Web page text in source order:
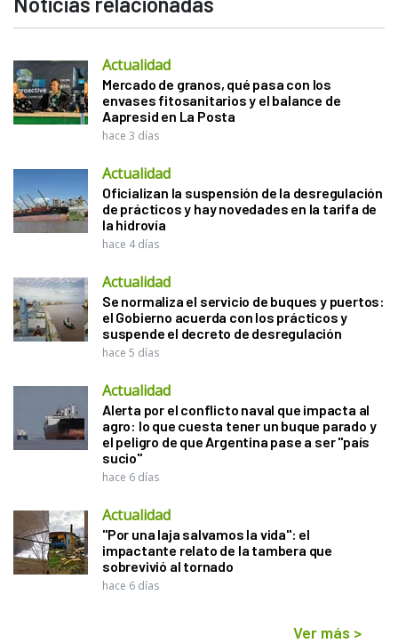
Actualidad
Mercado de granos, qué pasa con los
envases fitosanitarios y el balance de
Aapresid en La Posta
hace 3 días
Actualidad
Oficializan la suspensión de la desregulación
de prácticos y hay novedades en la tarifa de
la hidrovía
hace 4 días
Actualidad
Se normaliza el servicio de buques y puertos:
el Gobierno acuerda con los prácticos y
suspende el decreto de desregulación
hace 5 días
Actualidad
Alerta por el conflicto naval que impacta al
agro: lo que cuesta tener un buque parado y
el peligro de que Argentina pase a ser "país
sucio"
hace 6 días
Actualidad
"Por una laja salvamos la vida": el
impactante relato de la tambera que
sobrevivió al tornado
hace 6 días
Ver más >